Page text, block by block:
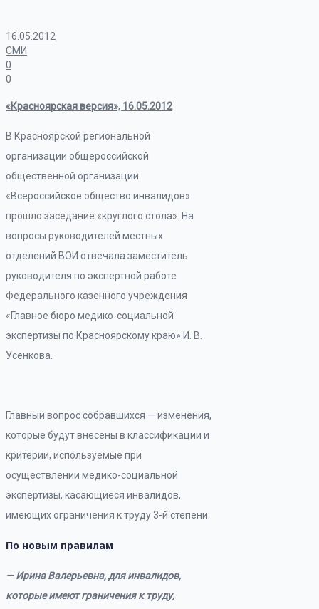
16.05.2012
СМИ
0
0
«Красноярская версия», 16.05.2012
В Красноярской региональной
организации общероссийской
общественной организации
«Всероссийское общество инвалидов»
прошло заседание «круглого стола». На
вопросы руководителей местных
отделений ВОИ отвечала заместитель
руководителя по экспертной работе
Федерального казенного учреждения
«Главное бюро медико-социальной
экспертизы по Красноярскому краю» И. В.
Усенкова.
Главный вопрос собравшихся — изменения,
которые будут внесены в классификации и
критерии, используемые при
осуществлении медико-социальной
экспертизы, касающиеся инвалидов,
имеющих ограничения к труду 3-й степени.
По новым правилам
— Ирина Валерьевна, для инвалидов,
которые имеют граничения к труду,